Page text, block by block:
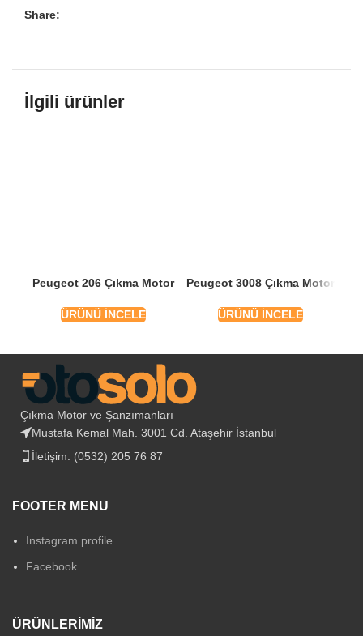
Share:
İlgili ürünler
Peugeot 206 Çıkma Motor
ÜRÜNÜ İNCELE
Peugeot 3008 Çıkma Motor
ÜRÜNÜ İNCELE
Çıkma Motor ve Şanzımanları
Mustafa Kemal Mah. 3001 Cd. Ataşehir İstanbul
İletişim: (0532) 205 76 87
FOOTER MENU
Instagram profile
Facebook
ÜRÜNLERIMIZ